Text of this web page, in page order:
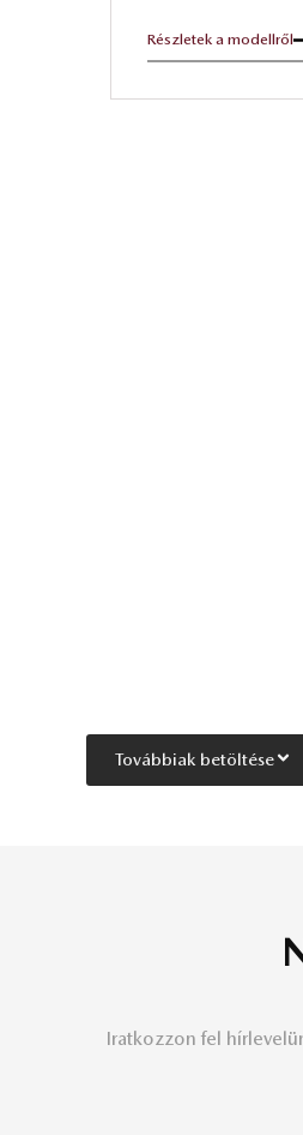
Részletek a modellről
Továbbiak betöltése
Iratkozzon fel